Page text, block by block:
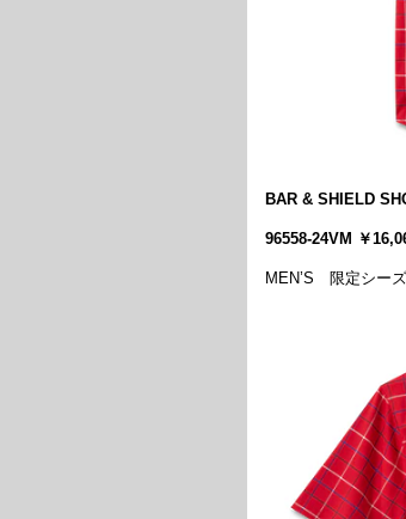
BAR & SHIELD
96558-24VM ￥
MEN’S 限定シー